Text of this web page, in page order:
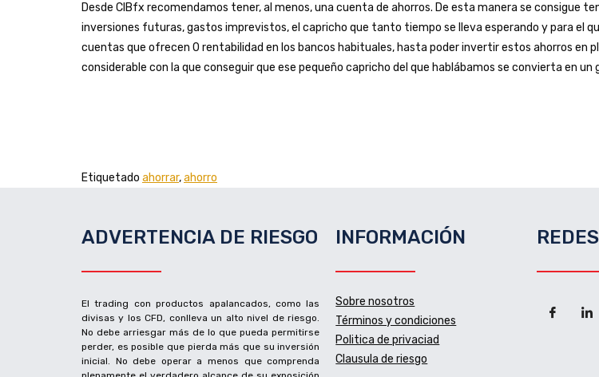
Desde CIBfx recomendamos tener, al menos, una cuenta de ahorros. De esta manera se consigue
inversiones futuras, gastos imprevistos, el capricho que tanto tiempo se lleva esperando y para el
cuentas que ofrecen 0 rentabilidad en los bancos habituales, hasta poder invertir estos ahorros en
considerable con la que conseguir que ese pequeño capricho del que hablábamos se convierta en un
Etiquetado ahorrar,ahorro
ADVERTENCIA DE RIESGO
El trading con productos apalancados, como las
divisas y los CFD, conlleva un alto nivel de riesgo.
No debe arriesgar más de lo que pueda permitirse
perder, es posible que pierda más que su inversión
inicial. No debe operar a menos que comprenda
INFORMACIÓN
Sobre nosotros
Términos y condiciones
Politica de privaciad
Clausula de riesgo
REDES